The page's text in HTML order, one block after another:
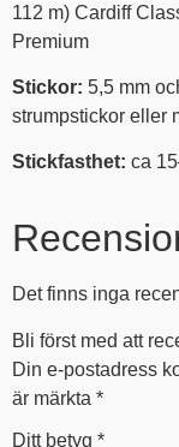
112 m) Cardiff
Premium
Stickor: 5,5 mm
strumpstickor eller
Stickfasthet: ca
Det finns inga
Bli först med att
Din e-postadress
är märkta *
Ditt betyg *